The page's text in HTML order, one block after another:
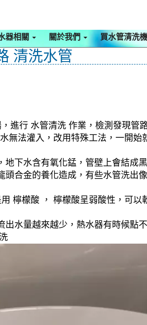
器相關 關於我們 買水管清洗機
清洗水管
進行 水管清洗 作業，檢測發現管
無法灌入，改用特殊工法，一開
下水含有氧化錳，管壁上會結成
合金的養化造成，有些水管洗出
檸檬酸 ， 檸檬酸呈弱酸性，可
水量越來越少，熱水器有時候點